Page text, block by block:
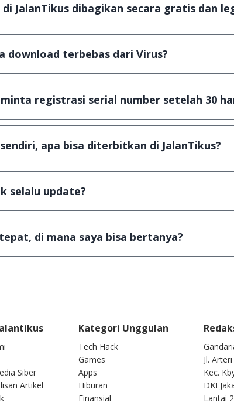
JalanTikus dibagikan secara gratis dan
yang gratis (Freeware) dan legal, dalam
download terbebas dari Virus?
3 jenis Antivirus (Kaspersky, AVG & Avast)
terbebas dari virus.
registrasi serial number setelah 30
aplikasi & games yang dibagikan
dan jika ingin lanjut menggunakannya kamu
apa bisa diterbitkan di JalanTikus?
dengan menyertakan Nama
selalu update?
ada di JalanTikus, hingga saat ini kita masih
ribuan aplikasi & games tidak dapat tercapai
di mana saya bisa bertanya?
yang masuk. Kirim pertanyaan kamu ke
Jl.
Kec.
DKI
Lantai
Siber
Artikel
Kategori Unggulan
Tech Hack
Games
Apps
Hiburan
Finansial